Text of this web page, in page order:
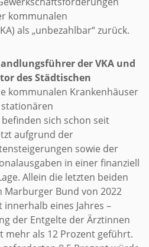
kommunalen
als „unbezahlbar“ zurück.
der VKA und
des Städtischen
kommunalen Krankenhäuser
sich schon seit
aufgrund der
sowie der
in einer finanziell
Allein die letzten beiden
Marburger Bund von 2022
eines Jahres –
der Entgelte der Ärztinnen
mehr als 12 Prozent geführt.